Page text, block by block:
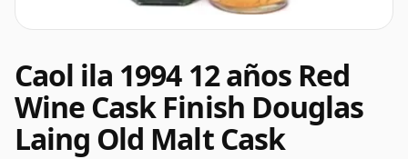
Caol ila 1994 12 años Red
Wine Cask Finish Douglas
Laing Old Malt Cask